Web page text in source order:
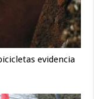
evidencia